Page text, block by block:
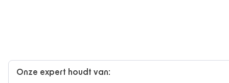
Onze expert houdt van: